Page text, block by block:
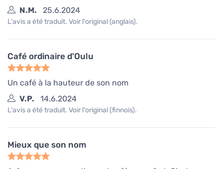
N.M.
25.6.2024
L'avis a été traduit. Voir l'original (anglais).
Café ordinaire d'Oulu
Un café à la hauteur de son nom
V.P.
14.6.2024
L'avis a été traduit. Voir l'original (finnois).
Mieux que son nom